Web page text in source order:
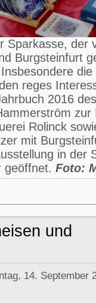
Sparkasse, der
Burgsteinfurt
reges
2016
zur
Rolinck
mit
in der
geöffnet. Foto:
und
14. September